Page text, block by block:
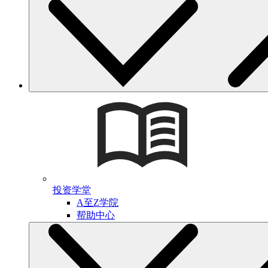
投资学堂
A至Z学院
帮助中心